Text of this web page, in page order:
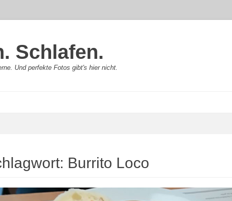
Schlafen.
Und perfekte Fotos gibt's hier nicht.
Burrito Loco